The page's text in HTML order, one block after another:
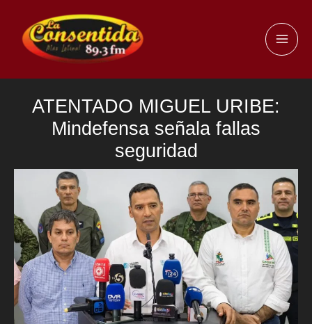
contenido
ATENTADO MIGUEL URIBE:
Mindefensa señala fallas
seguridad